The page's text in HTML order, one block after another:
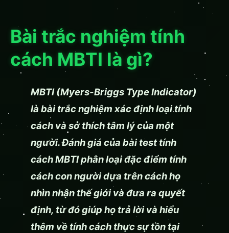
Bài trắc nghiệm tính
cách MBTI là gì?
MBTI (Myers-Briggs Type Indicator)
là bài trắc nghiệm xác định loại tính
cách và sở thích tâm lý của một
người. Đánh giá của bài test tính
cách MBTI phân loại đặc điểm tính
cách con người dựa trên cách họ
nhìn nhận thế giới và đưa ra quyết
định, từ đó giúp họ trả lời và hiểu
thêm về tính cách thực sự tồn tại